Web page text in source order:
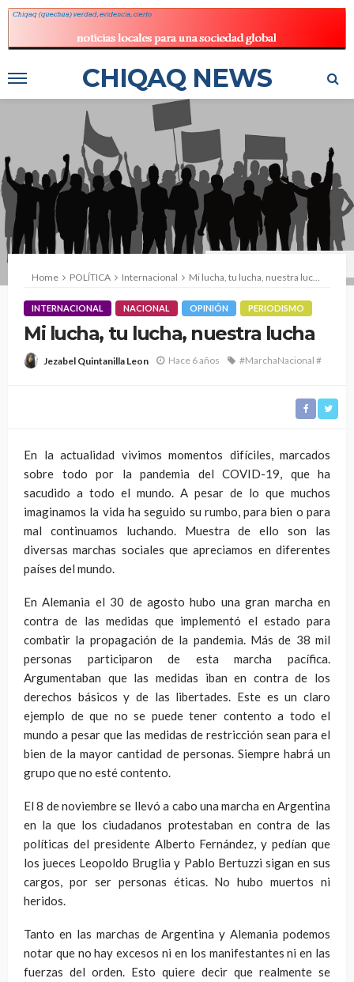
CHIQAQ NEWS
Home
POLÍTICA Internacional Mi lucha, tu lucha, nuestra lucha
INTERNACIONAL NACIONAL OPINIÓN PERIODISMO
Mi lucha, tu lucha, nuestra lucha
Jezabel Quintanilla Leon Hace 6 años #MarchaNacional #
En la actualidad vivimos momentos difíciles, marcados
sobre todo por la pandemia del COVID-19, que ha
sacudido a todo el mundo. A pesar de lo que muchos
imaginamos la vida ha seguido su rumbo, para bien o para
mal continuamos luchando. Muestra de ello son las
diversas marchas sociales que apreciamos en diferentes
países del mundo.
En Alemania el 30 de agosto hubo una gran marcha en
contra de las medidas que implementó el estado para
combatir la propagación de la pandemia. Más de 38 mil
personas participaron de esta marcha pacífica.
Argumentaban que las medidas iban en contra de los
derechos básicos y de las libertades. Este es un claro
ejemplo de que no se puede tener contento a todo el
mundo a pesar que las medidas de restricción sean para el
bien de la mayor cantidad de personas. Siempre habrá un
grupo que no esté contento.
El 8 de noviembre se llevó a cabo una marcha en Argentina
en la que los ciudadanos protestaban en contra de las
políticas del presidente Alberto Fernández, y pedían que
los jueces Leopoldo Bruglia y Pablo Bertuzzi sigan en sus
cargos, por ser personas éticas. No hubo muertos ni
heridos.
Tanto en las marchas de Argentina y Alemania podemos
notar que no hay excesos ni en los manifestantes ni en las
fuerzas del orden. Esto quiere decir que realmente se